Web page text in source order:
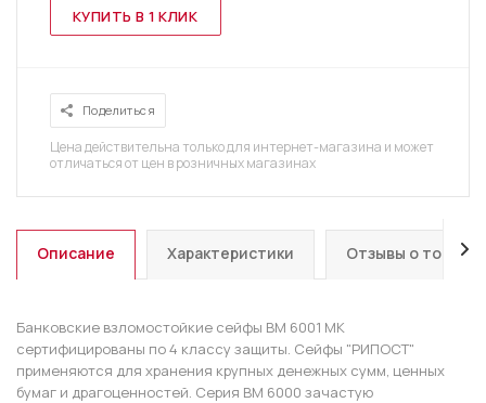
КУПИТЬ В 1 КЛИК
Поделиться
Цена действительна только для интернет-магазина и может
отличаться от цен в розничных магазинах
Описание Характеристики Отзывы о товаре
Банковские взломостойкие сейфы ВМ 6001 МК
сертифицированы по 4 классу защиты. Сейфы "РИПОСТ"
применяются для хранения крупных денежных сумм, ценных
бумаг и драгоценностей. Серия ВМ 6000 зачастую